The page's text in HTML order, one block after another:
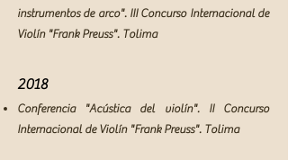
instrumentos de arco". III Concurso Internacional de
Violín "Frank Preuss". Tolima
2018
Conferencia "Acústica del violín". II Concurso
Internacional de Violín "Frank Preuss". Tolima